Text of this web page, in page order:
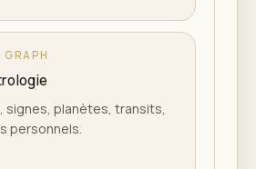
GRAPH
signes, planètes, transits,
personnels.